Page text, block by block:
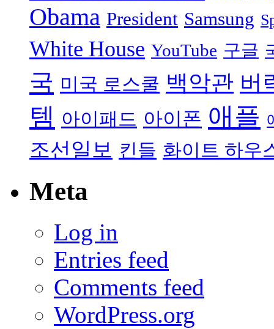
Obama President Samsung
White House YouTube 구글
국 미국 로스쿨 백악관 버
템 아이패드 아이폰 애플
조선일보 킨들 화이트 하우
Meta
Log in
Entries feed
Comments feed
WordPress.org